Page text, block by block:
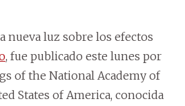
nueva luz sobre los efectos
, fue publicado este lunes por
of the National Academy of
States of America, conocida